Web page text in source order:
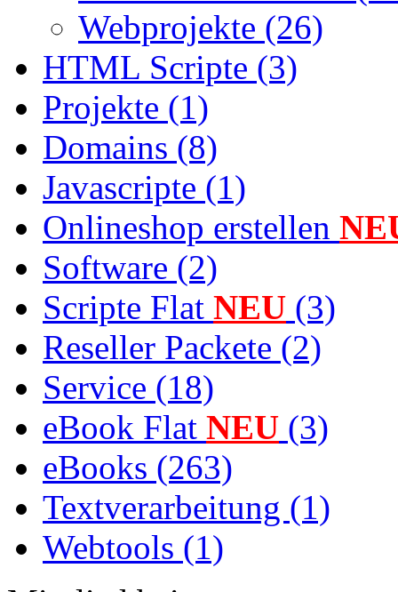
Webprojekte (26)
HTML Scripte (3)
Projekte (1)
Domains (8)
Javascripte (1)
Onlineshop erstellen
Software (2)
Scripte Flat NEU (3)
Reseller Packete (2)
Service (18)
eBook Flat NEU (3)
eBooks (263)
Textverarbeitung (1)
Webtools (1)